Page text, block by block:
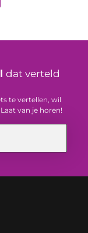
dat verteld
te vertellen, wil
van je horen!